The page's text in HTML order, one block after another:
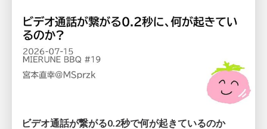
ビデオ通話が繋がる0.2秒で何が起きているのか